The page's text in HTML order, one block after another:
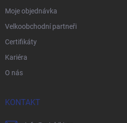
Moje objednávka
Velkoobchodní partneři
Certifikáty
Kariéra
O nás
KONTAKT